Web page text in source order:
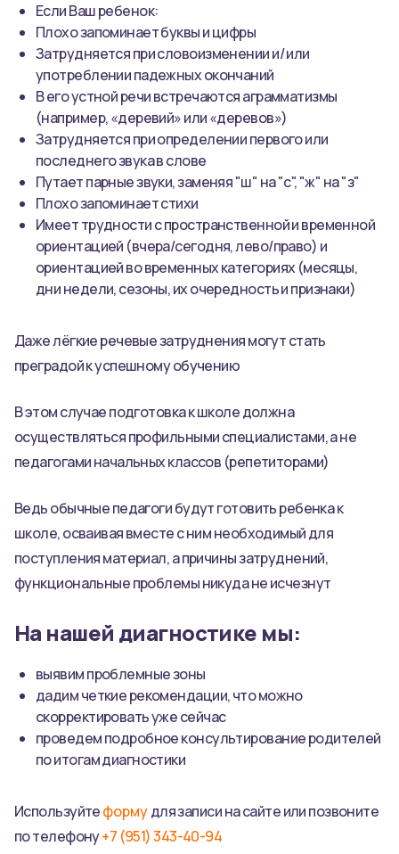
Если Ваш ребенок:
Плохо запоминает буквы и цифры
Затрудняется при словоизменении и/ или
употреблении падежных окончаний
В его устной речи встречаются аграмматизмы
(например, «деревий» или «деревов»)
Затрудняется при определении первого или
последнего звука в слове
Путает парные звуки, заменяя "ш" на "с", "ж" на "з"
Плохо запоминает стихи
Имеет трудности с пространственной и временной
ориентацией (вчера/сегодня, лево/право) и
ориентацией во временных категориях (месяцы,
дни недели, сезоны, их очередность и признаки)
Даже лёгкие речевые затруднения могут стать
преградой к успешному обучению
В этом случае подготовка к школе должна
осуществляться профильными специалистами, а не
педагогами начальных классов (репетиторами)
Ведь обычные педагоги будут готовить ребенка к
школе, осваивая вместе с ним необходимый для
поступления материал, а причины затруднений,
функциональные проблемы никуда не исчезнут
На нашей диагностике мы:
выявим проблемные зоны
дадим четкие рекомендации, что можно
скорректировать уже сейчас
проведем подробное консультирование родителей
по итогам диагностики
Используйтеформудля записи на сайте или позвоните
по телефону+7 (951) 343-40-94